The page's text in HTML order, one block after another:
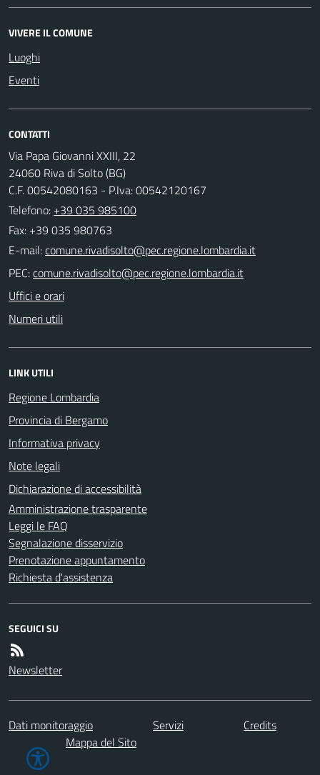
VIVERE IL COMUNE
Luoghi
Eventi
CONTATTI
Via Papa Giovanni XXIII, 22
24060 Riva di Solto (BG)
C.F. 00542080163 - P.Iva: 00542120167
Telefono: +39 035 985100
Fax: +39 035 980763
E-mail:
PEC:
Uffici e orari
Numeri utili
LINK UTILI
Regione Lombardia
Provincia di Bergamo
Informativa privacy
Note legali
Dichiarazione di accessibilità
Amministrazione trasparente
Leggi le FAQ
Segnalazione disservizio
Prenotazione appuntamento
Richiesta d'assistenza
SEGUICI SU
Newsletter
Dati monitoraggio Servizi
Credits
Mappa del Sito